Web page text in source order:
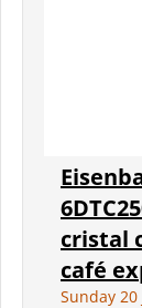
cristal
café
Sunday 20